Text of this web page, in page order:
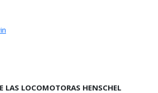
LAS LOCOMOTORAS HENSCHEL